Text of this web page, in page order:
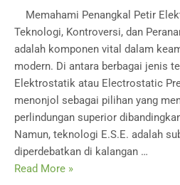
Memahami Penangkal Petir
Teknologi, Kontroversi, dan
adalah komponen vital dalam
modern. Di antara berbagai jenis
Elektrostatik atau Electrostatic
menonjol sebagai pilihan yang
perlindungan superior
Namun, teknologi E.S.E. adalah
diperdebatkan di kalangan …
Memahami
Read More »